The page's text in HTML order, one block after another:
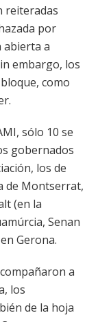
reiteradas
por
abierta a
embargo, los
como
sólo 10 se
gobernados
los de
de Montserrat,
(en la
Senan
Gerona.
a
los
de la hoja